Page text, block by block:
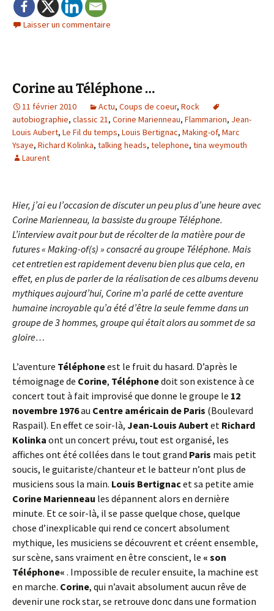
Laisser un commentaire
Corine au Téléphone …
11 février 2010 Actu, Coups de coeur, Rock
autobiographie, classic 21, Corine Marienneau, Flammarion, Jean-
Louis Aubert, Le Fil du temps, Louis Bertignac, Making-of, Marc
Ysaye, Richard Kolinka, talking heads, telephone, tina weymouth
Laurent
Hier, j’ai eu l’occasion de discuter un peu plus d’une heure avec
Corine Marienneau, la bassiste du groupe Téléphone.
L’interview avait pour but de récolter de la matière pour de
futures « Making-of(s) » consacré au groupe Téléphone. Mais
cet entretien est rapidement devenu bien plus que cela, en
effet, en plus de parler de la réalisation de ces albums devenu
mythiques aujourd’hui, Corine m’a parlé de cette aventure
humaine incroyable qu’a été d’être la seule femme dans un
groupe de 3 hommes, groupe qui était alors au sommet de sa
gloire…
L’aventure Téléphoneest le fruit du hasard. D’après le
témoignage de Corine, Téléphonedoit son existence à ce
concert tout à fait improvisé que donne le groupe le 12
novembre 1976au Centre américain de Paris (Boulevard
Raspail). En effet ce soir-là, Jean-Louis Aubertet Richard
Kolinka ont un concert prévu, tout est organisé, les
affiches ont été collées dans le tout grand Paris mais petit
soucis, le guitariste/chanteur et le batteur n’ont plus de
musiciens sous la main. Louis Bertignacet sa petite amie
Corine Marienneau les dépannent alors en dernière
minute. Et ce soir-là, il se passe quelque chose, quelque
chose d’inexplicable qui rend ce concert absolument
mythique, les musiciens se découvrent et créent ensemble,
sur scène, sans vraiment en être conscient, le « son
Téléphone« . Impossible de reculer ensuite, la machine est
en marche. Corine, qui n’avait absolument aucun rêve de
devenir une rock star, se retrouve donc dans une formation